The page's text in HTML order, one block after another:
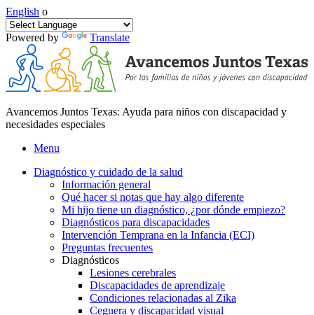
English o
Powered by Translate
Avancemos Juntos Texas: Ayuda para niños con discapacidad y
necesidades especiales
Menu
Diagnóstico y cuidado de la salud
Información general
Qué hacer si notas que hay algo diferente
Mi hijo tiene un diagnóstico, ¿por dónde empiezo?
Diagnósticos para discapacidades
Intervención Temprana en la Infancia (ECI)
Preguntas frecuentes
Diagnósticos
Lesiones cerebrales
Discapacidades de aprendizaje
Condiciones relacionadas al Zika
Ceguera y discapacidad visual